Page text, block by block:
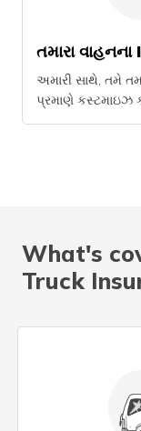
તમારા
અમારી સાથે, તમે
પ્રમાણે કસ્ટમાઇઝ
What's
Truck